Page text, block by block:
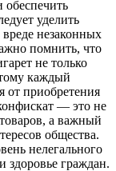
обеспечить
уделить
незаконных
помнить, что
не только
каждый
от приобретения
— это не
а важный
общества.
нелегального
здоровье граждан.